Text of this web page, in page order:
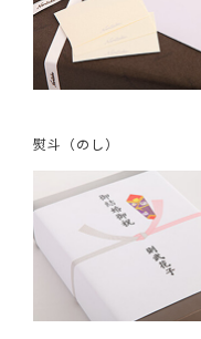
熨斗（のし）